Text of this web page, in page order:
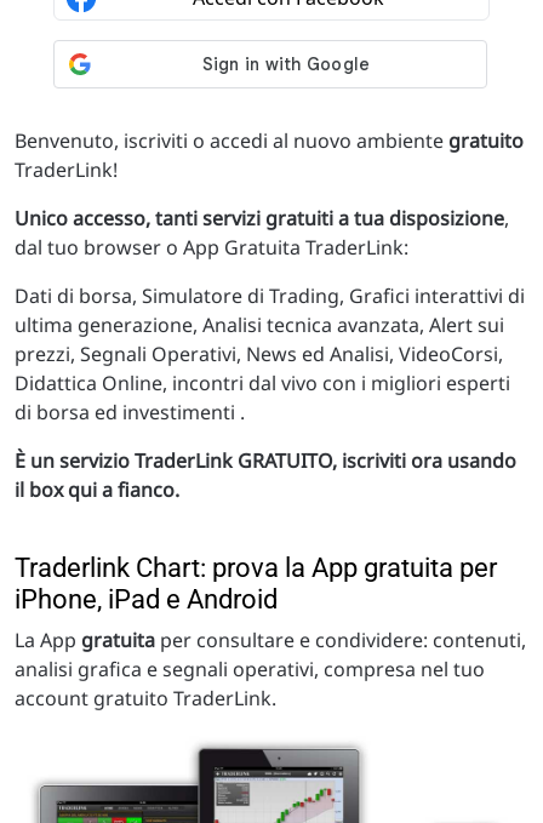
Benvenuto, iscriviti o accedi al nuovo ambiente gratuito
TraderLink!
Unico accesso, tanti servizi gratuiti a tua disposizione,
dal tuo browser o App Gratuita TraderLink:
Dati di borsa, Simulatore di Trading, Grafici interattivi di
ultima generazione, Analisi tecnica avanzata, Alert sui
prezzi, Segnali Operativi, News ed Analisi, VideoCorsi,
Didattica Online, incontri dal vivo con i migliori esperti
di borsa ed investimenti .
È un servizio TraderLink GRATUITO, iscriviti ora usando
il box qui a fianco.
Traderlink Chart: prova la App gratuita per
iPhone, iPad e Android
La App gratuita per consultare e condividere: contenuti,
analisi grafica e segnali operativi, compresa nel tuo
account gratuito TraderLink.